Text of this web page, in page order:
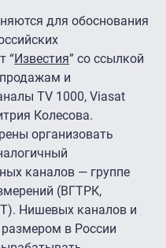
для обоснования
“Известия” со ссылкой
и
TV 1000, Viasat
Колесова.
организовать
каналов — группе
(ВГТРК,
Нишевых каналов и
в России